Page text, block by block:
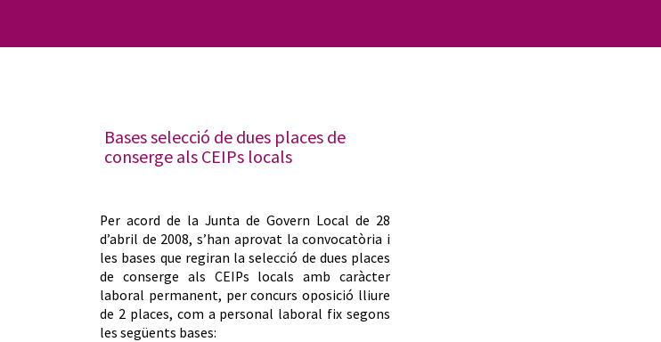
Bases selecció de dues places de
conserge als CEIPs locals
Per acord de la Junta de Govern Local de 28
d’abril de 2008, s’han aprovat la convocatòria i
les bases que regiran la selecció de dues places
de conserge als CEIPs locals amb caràcter
laboral permanent, per concurs oposició lliure
de 2 places, com a personal laboral fix segons
les següents bases: